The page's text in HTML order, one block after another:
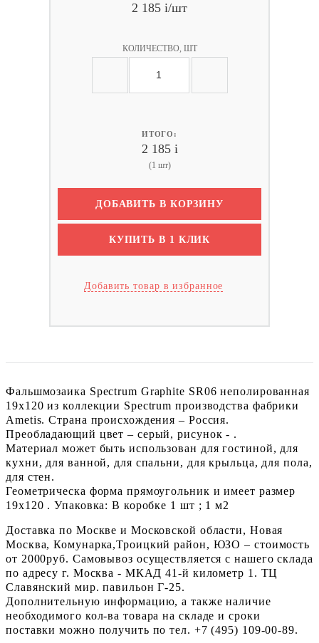
2 185 i/шт
КОЛИЧЕСТВО, ШТ
ИТОГО:
2 185 i
(1 шт)
ДОБАВИТЬ В КОРЗИНУ
КУПИТЬ В 1 КЛИК
Добавить товар в избранное
Фальшмозаика Spectrum Graphite SR06 неполированная
19x120 из коллекции Spectrum производства фабрики
Ametis. Страна происхождения – Россия.
Преобладающий цвет – серый, рисунок - .
Материал может быть использован для гостиной, для
кухни, для ванной, для спальни, для крыльца, для пола,
для стен.
Геометрическа форма прямоугольник и имеет размер
19x120 . Упаковка: В коробке 1 шт ; 1 м2
Доставка по Москве и Московской области, Новая
Москва, Комунарка,Троицкий район, ЮЗО – стоимость
от 2000руб. Самовывоз осуществляется с нашего склада
по адресу г. Москва - МКАД 41-й километр 1. ТЦ
Славянский мир. павильон Г-25.
Дополнительную информацию, а также наличие
необходимого кол-ва товара на складе и сроки
поставки можно получить по тел. +7 (495) 109-00-89.